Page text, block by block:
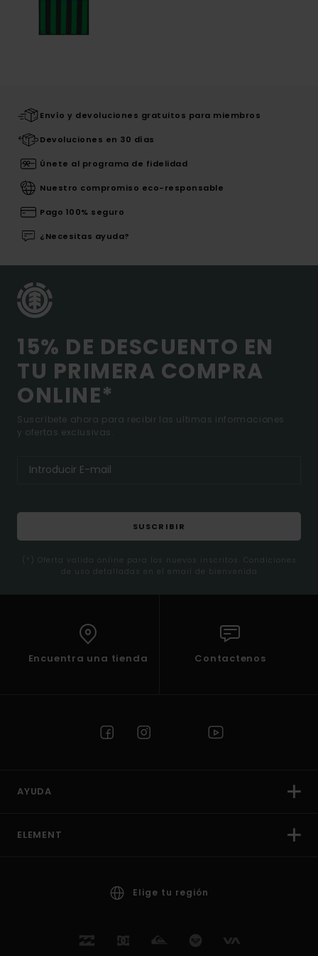
Envío y devoluciones gratuitos para miembros
Devoluciones en 30 días
Únete al programa de fidelidad
Nuestro compromiso eco-responsable
Pago 100% seguro
¿Necesitas ayuda?
15% DE DESCUENTO EN
TU PRIMERA COMPRA
ONLINE*
Suscríbete ahora para recibir las ultimas informaciones
y ofertas exclusivas.
SUSCRIBIR
(*) Oferta valida online para los nuevos inscritos. Condiciones
de uso detalladas en el email de bienvenida
Encuentra una tienda Contactenos
AYUDA
ELEMENT
Elige tu región